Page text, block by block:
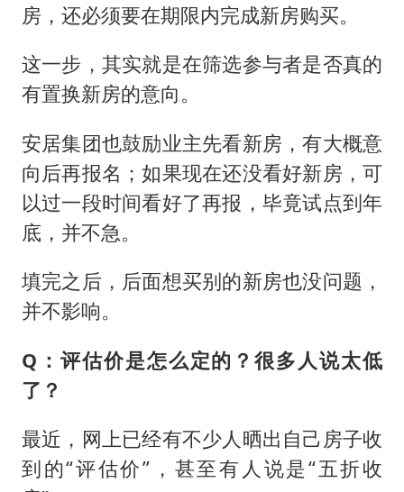
房，还必须要在期限内完成新房购买。
这一步，其实就是在筛选参与者是否真的
有置换新房的意向。
安居集团也鼓励业主先看新房，有大概意
向后再报名；如果现在还没看好新房，可
以过一段时间看好了再报，毕竟试点到年
底，并不急。
填完之后，后面想买别的新房也没问题，
并不影响。
Q：评估价是怎么定的？很多人说太低
了？
最近，网上已经有不少人晒出自己房子收
到的“评估价”，甚至有人说是“五折收